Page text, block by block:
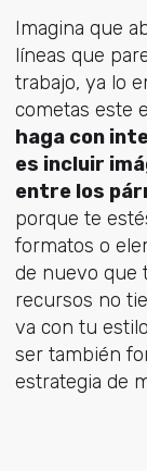
Imagina que
líneas que
trabajo, ya lo
cometas este
haga con
es incluir
entre los
porque te
formatos o
de nuevo que
recursos no
va con tu
ser también
estrategia de